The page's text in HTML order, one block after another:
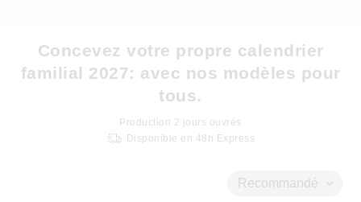
Concevez votre propre calendrier
familial 2027: avec nos modèles pour
tous.
Production 2 jours ouvrés
Disponible en 48h Express
Recommandé